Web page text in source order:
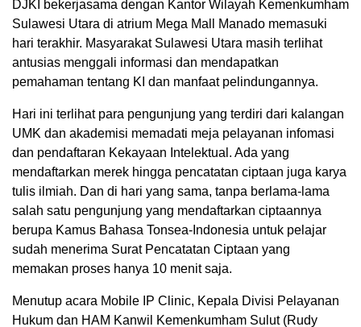
DJKI bekerjasama dengan Kantor Wilayah Kemenkumham
Sulawesi Utara di atrium Mega Mall Manado memasuki
hari terakhir. Masyarakat Sulawesi Utara masih terlihat
antusias menggali informasi dan mendapatkan
pemahaman tentang KI dan manfaat pelindungannya.
Hari ini terlihat para pengunjung yang terdiri dari kalangan
UMK dan akademisi memadati meja pelayanan infomasi
dan pendaftaran Kekayaan Intelektual. Ada yang
mendaftarkan merek hingga pencatatan ciptaan juga karya
tulis ilmiah. Dan di hari yang sama, tanpa berlama-lama
salah satu pengunjung yang mendaftarkan ciptaannya
berupa Kamus Bahasa Tonsea-Indonesia untuk pelajar
sudah menerima Surat Pencatatan Ciptaan yang
memakan proses hanya 10 menit saja.
Menutup acara Mobile IP Clinic, Kepala Divisi Pelayanan
Hukum dan HAM Kanwil Kemenkumham Sulut (Rudy